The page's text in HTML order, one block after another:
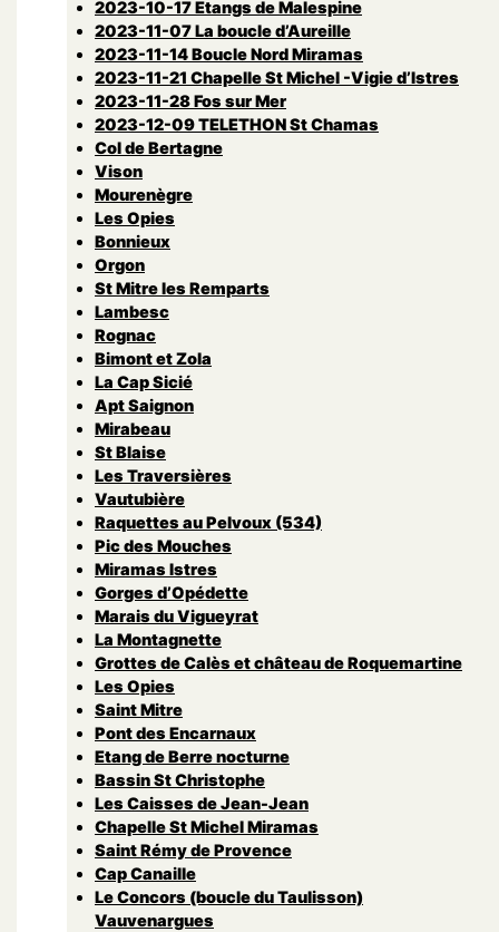
2023-10-17 Etangs de Malespine
2023-11-07 La boucle d’Aureille
2023-11-14 Boucle Nord Miramas
2023-11-21 Chapelle St Michel -Vigie d’Istres
2023-11-28 Fos sur Mer
2023-12-09 TELETHON St Chamas
Col de Bertagne
Vison
Mourenègre
Les Opies
Bonnieux
Orgon
St Mitre les Remparts
Lambesc
Rognac
Bimont et Zola
La Cap Sicié
Apt Saignon
Mirabeau
St Blaise
Les Traversières
Vautubière
Raquettes au Pelvoux (534)
Pic des Mouches
Miramas Istres
Gorges d’Opédette
Marais du Vigueyrat
La Montagnette
Grottes de Calès et château de Roquemartine
Les Opies
Saint Mitre
Pont des Encarnaux
Etang de Berre nocturne
Bassin St Christophe
Les Caisses de Jean-Jean
Chapelle St Michel Miramas
Saint Rémy de Provence
Cap Canaille
Le Concors (boucle du Taulisson)
Vauvenargues